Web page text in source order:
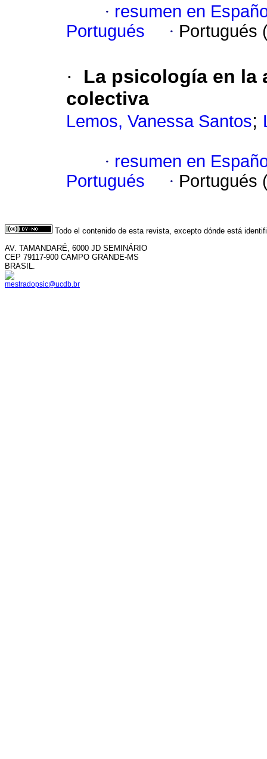
· resumen en
Portugués
· Portugués
·
La psicología en la
colectiva
Lemos, Vanessa Santos;
· resumen en
Portugués
· Portugués
Todo el contenido de esta revista, excepto dónde está
AV. TAMANDARÉ, 6000 JD SEMINÁRIO
CEP 79117-900 CAMPO GRANDE-MS
BRASIL.
mestradopsic@ucdb.br